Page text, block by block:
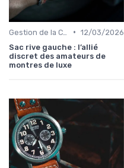
• 12/03/2026
Sac rive gauche : l’allié
discret des amateurs de
montres de luxe